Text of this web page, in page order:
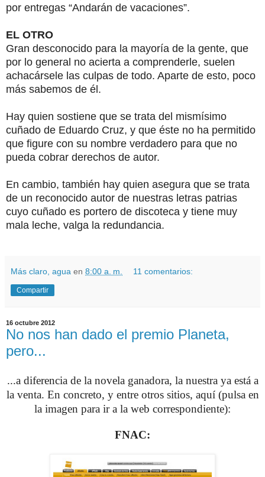
por entregas “Andarán de vacaciones”.
EL OTRO
Gran desconocido para la mayoría de la gente, que
por lo general no acierta a comprenderle, suelen
achacársele las culpas de todo. Aparte de esto, poco
más sabemos de él.
Hay quien sostiene que se trata del mismísimo
cuñado de Eduardo Cruz, y que éste no ha permitido
que figure con su nombre verdadero para que no
pueda cobrar derechos de autor.
En cambio, también hay quien asegura que se trata
de un reconocido autor de nuestras letras patrias
cuyo cuñado es portero de discoteca y tiene muy
mala leche, valga la redundancia.
Más claro, agua en 8:00 a. m. 11 comentarios:
Compartir
16 octubre 2012
No nos han dado el premio Planeta,
pero...
...a diferencia de la novela ganadora, la nuestra ya está a
la venta. En concreto, y entre otros sitios, aquí (pulsa en
la imagen para ir a la web correspondiente):
FNAC: